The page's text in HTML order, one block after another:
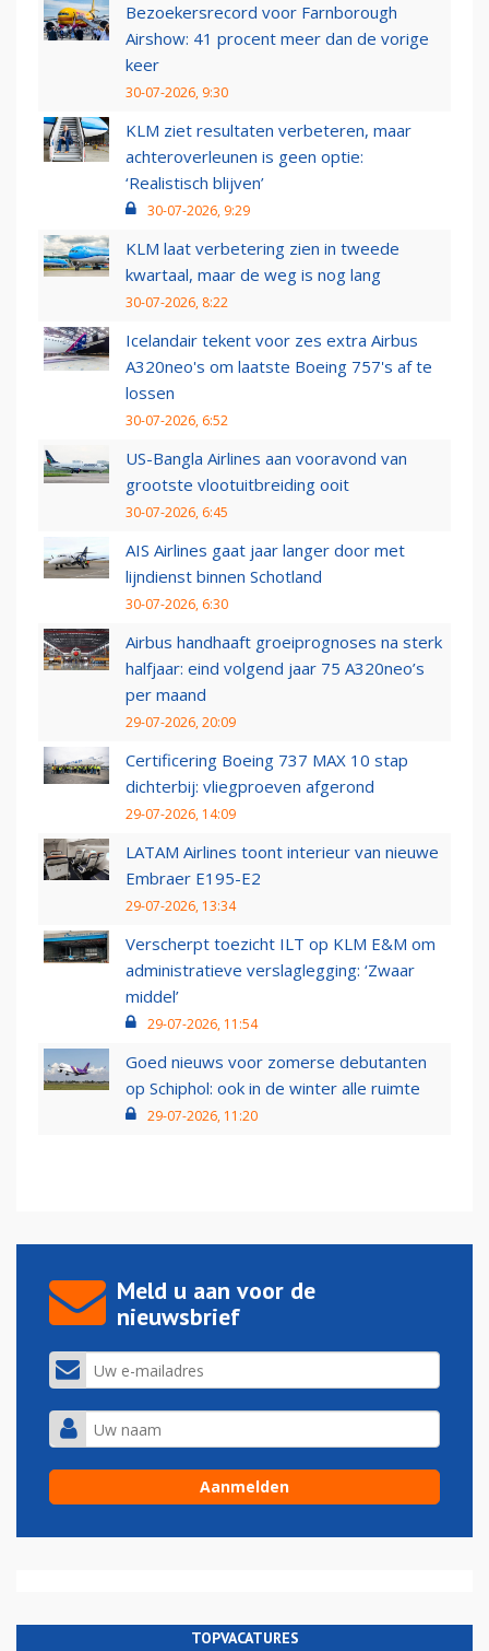
Bezoekersrecord voor Farnborough
Airshow: 41 procent meer dan de vorige
keer
30-07-2026, 9:30
KLM ziet resultaten verbeteren, maar
achteroverleunen is geen optie:
‘Realistisch blijven’
30-07-2026, 9:29
KLM laat verbetering zien in tweede
kwartaal, maar de weg is nog lang
30-07-2026, 8:22
Icelandair tekent voor zes extra Airbus
A320neo's om laatste Boeing 757's af te
lossen
30-07-2026, 6:52
US-Bangla Airlines aan vooravond van
grootste vlootuitbreiding ooit
30-07-2026, 6:45
AIS Airlines gaat jaar langer door met
lijndienst binnen Schotland
30-07-2026, 6:30
Airbus handhaaft groeiprognoses na sterk
halfjaar: eind volgend jaar 75 A320neo’s
per maand
29-07-2026, 20:09
Certificering Boeing 737 MAX 10 stap
dichterbij: vliegproeven afgerond
29-07-2026, 14:09
LATAM Airlines toont interieur van nieuwe
Embraer E195-E2
29-07-2026, 13:34
Verscherpt toezicht ILT op KLM E&M om
administratieve verslaglegging: ‘Zwaar
middel’
29-07-2026, 11:54
Goed nieuws voor zomerse debutanten
op Schiphol: ook in de winter alle ruimte
29-07-2026, 11:20
Meld u aan voor de
nieuwsbrief
TOPVACATURES